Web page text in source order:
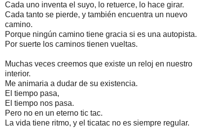
Cada uno inventa el suyo, lo retuerce, lo hace girar.
Cada tanto se pierde, y también encuentra un nuevo
camino.
Porque ningún camino tiene gracia si es una autopista.
Por suerte los caminos tienen vueltas.
Muchas veces creemos que existe un reloj en nuestro
interior.
Me animaria a dudar de su existencia.
El tiempo pasa,
El tiempo nos pasa.
Pero no en un eterno tic tac.
La vida tiene ritmo, y el ticatac no es siempre regular.